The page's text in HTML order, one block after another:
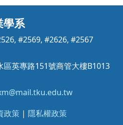
學系
#2569, #2626, #2567
區英專路151號商管大樓B1013
政策 | 隱私權政策